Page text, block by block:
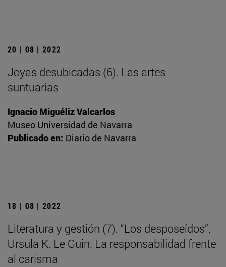
20 | 08 | 2022
Joyas desubicadas (6). Las artes
suntuarias
Ignacio Miguéliz Valcarlos
Museo Universidad de Navarra
Publicado en: Diario de Navarra
18 | 08 | 2022
Literatura y gestión (7). “Los desposeídos”,
Ursula K. Le Guin. La responsabilidad frente
al carisma